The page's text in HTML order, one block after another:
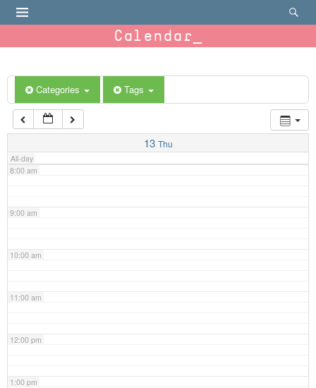
Calendar
Categories Tags
13 Thu
All-day
6:00 am
7:00 am
8:00 am
9:00 am
10:00 am
11:00 am
12:00 pm
1:00 pm